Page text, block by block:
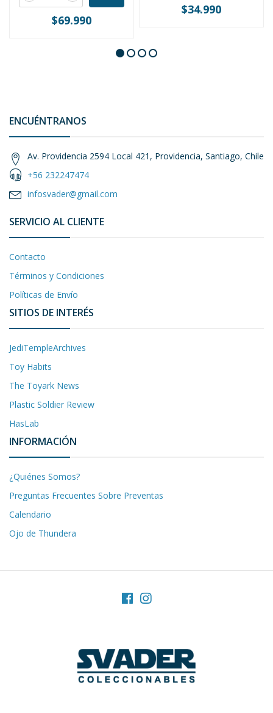
$69.990
$34.990
ENCUÉNTRANOS
Av. Providencia 2594 Local 421, Providencia, Santiago, Chile
+56 232247474
infosvader@gmail.com
SERVICIO AL CLIENTE
Contacto
Términos y Condiciones
Políticas de Envío
SITIOS DE INTERÉS
JediTempleArchives
Toy Habits
The Toyark News
Plastic Soldier Review
HasLab
INFORMACIÓN
¿Quiénes Somos?
Preguntas Frecuentes Sobre Preventas
Calendario
Ojo de Thundera